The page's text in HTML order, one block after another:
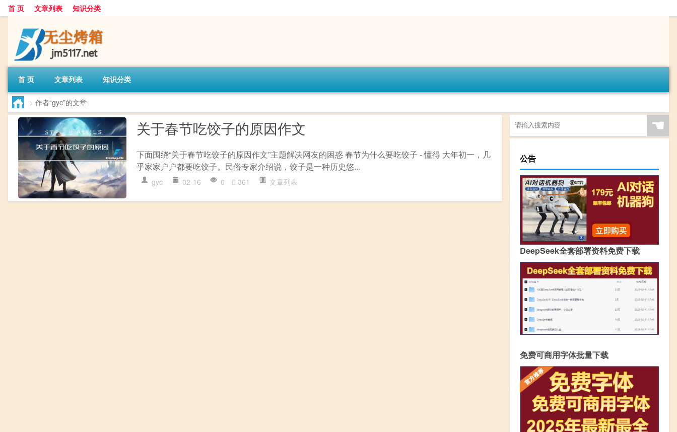
首 页 文章列表 知识分类
首 页 文章列表 知识分类
> 作者“gyc”的文章
关于春节吃饺子的原因作文
下面围绕“关于春节吃饺子的原因作文”主题解决网友的困惑 春节为什么要吃饺子 - 懂得 大年初一，几
乎家家户户都要吃饺子。民俗专家介绍说，饺子是一种历史悠...
gyc 02-16 0 361 文章列表
☚
公告
DeepSeek全套部署资料免费下载
免费可商用字体批量下载